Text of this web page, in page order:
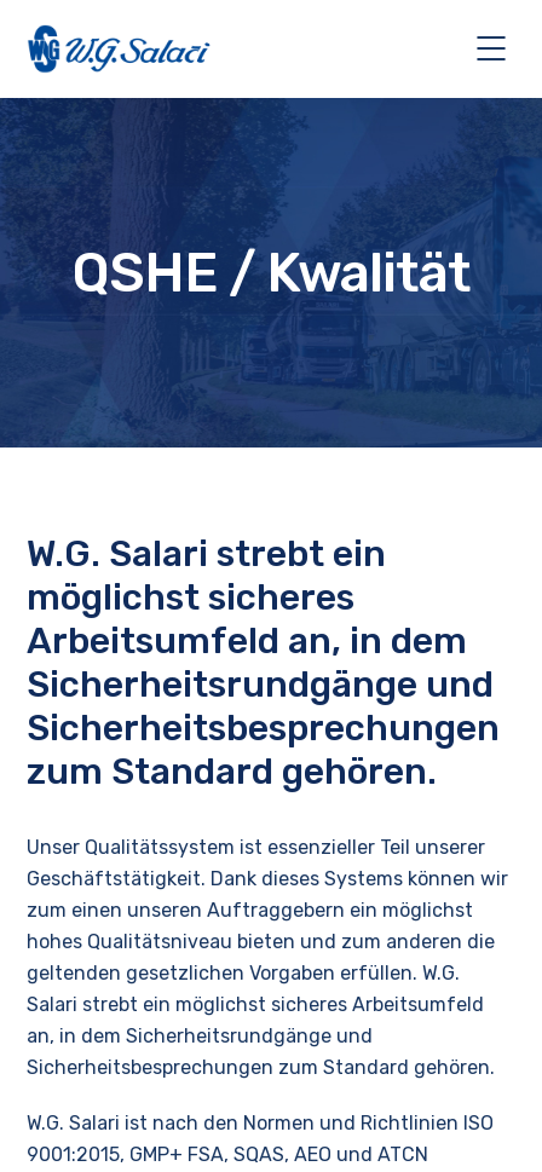
QSHE / Kwalität
W.G. Salari strebt ein
möglichst sicheres
Arbeitsumfeld an, in dem
Sicherheitsrundgänge und
Sicherheitsbesprechungen
zum Standard gehören.
Unser Qualitätssystem ist essenzieller Teil unserer
Geschäftstätigkeit. Dank dieses Systems können wir
zum einen unseren Auftraggebern ein möglichst
hohes Qualitätsniveau bieten und zum anderen die
geltenden gesetzlichen Vorgaben erfüllen. W.G.
Salari strebt ein möglichst sicheres Arbeitsumfeld
an, in dem Sicherheitsrundgänge und
Sicherheitsbesprechungen zum Standard gehören.
W.G. Salari ist nach den Normen und Richtlinien ISO
9001:2015, GMP+ FSA, SQAS, AEO und ATCN